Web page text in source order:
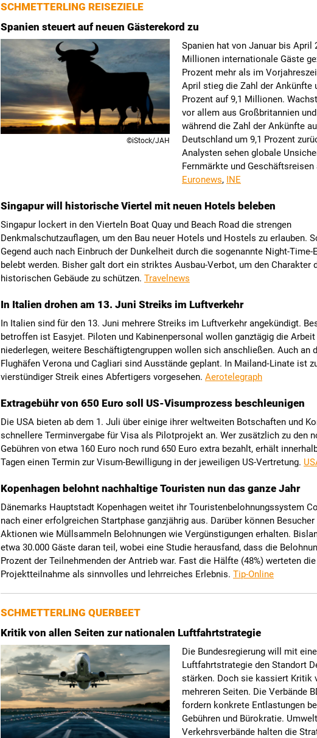
SCHMETTERLING REISEZIELE
Spanien steuert auf neuen Gästerekord zu
©iStock/JAH
Spanien hat von Januar bis April
Millionen internationale Gäste
Prozent mehr als im
April stieg die Zahl der Ankünfte
Prozent auf 9,1 Millionen.
vor allem aus Großbritannien
während die Zahl der Ankünfte
Deutschland um 9,1 Prozent
Analysten sehen globale
Fernmärkte und Geschäftsreisen
Euronews, INE
Singapur will historische Viertel mit neuen Hotels beleben
Singapur lockert in den Vierteln Boat Quay und Beach Road die strengen
Denkmalschutzauflagen, um den Bau neuer Hotels und Hostels zu erlauben.
Gegend auch nach Einbruch der Dunkelheit durch die sogenannte Night-Time-
belebt werden. Bisher galt dort ein striktes Ausbau-Verbot, um den Charakter
historischen Gebäude zu schützen. Travelnews
In Italien drohen am 13. Juni Streiks im Luftverkehr
In Italien sind für den 13. Juni mehrere Streiks im Luftverkehr angekündigt.
betroffen ist Easyjet. Piloten und Kabinenpersonal wollen ganztägig die Arbeit
niederlegen, weitere Beschäftigtengruppen wollen sich anschließen. Auch an
Flughäfen Verona und Cagliari sind Ausstände geplant. In Mailand‑Linate ist
vierstündiger Streik eines Abfertigers vorgesehen. Aerotelegraph
Extragebühr von 650 Euro soll US-Visumprozess beschleunigen
Die USA bieten ab dem 1. Juli über einige ihrer weltweiten Botschaften und
schnellere Terminvergabe für Visa als Pilotprojekt an. Wer zusätzlich zu den
Gebühren von etwa 160 Euro noch rund 650 Euro extra bezahlt, erhält
Tagen einen Termin zur Visum-Bewilligung in der jeweiligen US-Vertretung.
Kopenhagen belohnt nachhaltige Touristen nun das ganze Jahr
Dänemarks Hauptstadt Kopenhagen weitet ihr Touristenbelohnungssystem
nach einer erfolgreichen Startphase ganzjährig aus. Darüber können Besucher
Aktionen wie Müllsammeln Belohnungen wie Vergünstigungen erhalten.
etwa 30.000 Gäste daran teil, wobei eine Studie herausfand, dass die
Prozent der Teilnehmenden der Antrieb war. Fast die Hälfte (48%) werteten die
Projektteilnahme als sinnvolles und lehrreiches Erlebnis. Tip-Online
SCHMETTERLING QUERBEET
Kritik von allen Seiten zur nationalen Luftfahrtstrategie
Die Bundesregierung will mit
Luftfahrtstrategie den Standort
stärken. Doch sie kassiert Kritik
mehreren Seiten. Die Verbände
fordern konkrete Entlastungen
Gebühren und Bürokratie.
Verkehrsverbände halten die